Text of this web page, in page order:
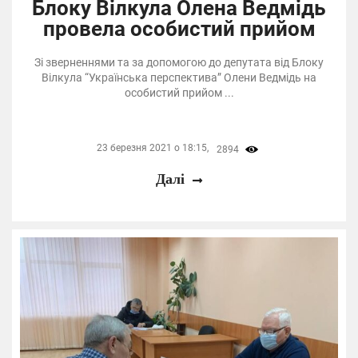
Блоку Вілкула Олена Ведмідь
провела особистий прийом
Зі зверненнями та за допомогою до депутата від Блоку
Вілкула “Українська перспектива” Олени Ведмідь на
особистий прийом ...
23 березня 2021 о 18:15, 2894
Далі